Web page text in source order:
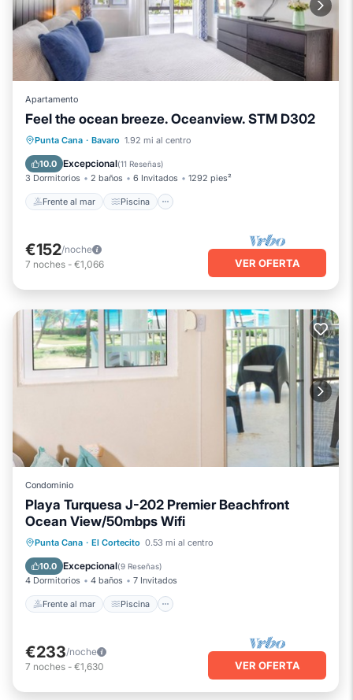
Apartamento
Feel the ocean breeze. Oceanview. STM D302
Punta Cana · Bavaro 1.92 mi al centro
10.0 Excepcional(11 Reseñas)
3 Dormitorios 2 baños 6 Invitados 1292 pies²
Frente al mar Piscina
Frente al mar Piscina
Balcón/Terraza
€152/noche
7 noches - €1,066 VER OFERTA
Condominio
Playa Turquesa J-202 Premier Beachfront
Ocean View/50mbps Wifi
Punta Cana · El Cortecito 0.53 mi al centro
10.0 Excepcional(9 Reseñas)
4 Dormitorios 4 baños 7 Invitados
Frente al mar Piscina
Frente al mar Piscina
Balcón/Terraza
€233/noche
7 noches - €1,630 VER OFERTA